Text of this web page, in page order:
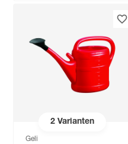
2Varianten
Geli